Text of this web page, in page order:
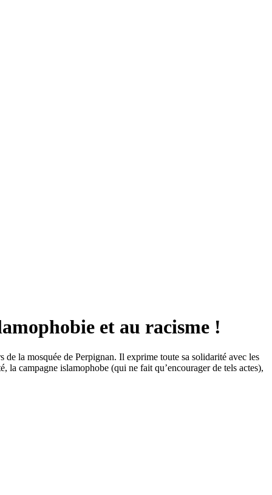
et au racisme !
la mosquée de Perpignan. Il exprime toute sa solidarité avec les
la campagne islamophobe (qui ne fait qu’encourager de tels actes),